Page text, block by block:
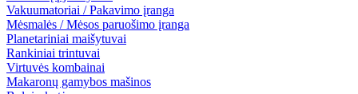
Vakuumatoriai / Pakavimo įranga
Mėsmalės / Mėsos paruošimo įranga
Planetariniai maišytuvai
Rankiniai trintuvai
Virtuvės kombainai
Makaronų gamybos mašinos